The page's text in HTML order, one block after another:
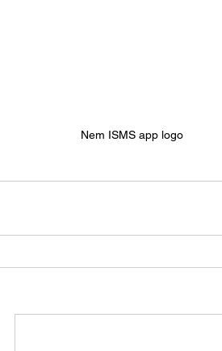
Nem ISMS app logo